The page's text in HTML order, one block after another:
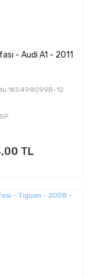
- Audi A1 - 2011
12
TL